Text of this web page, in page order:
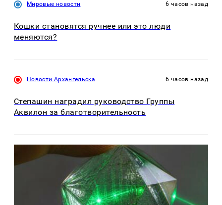
Мировые новости 6 часов назад
Кошки становятся ручнее или это люди
меняются?
Новости Архангельска 6 часов назад
Степашин наградил руководство Группы
Аквилон за благотворительность